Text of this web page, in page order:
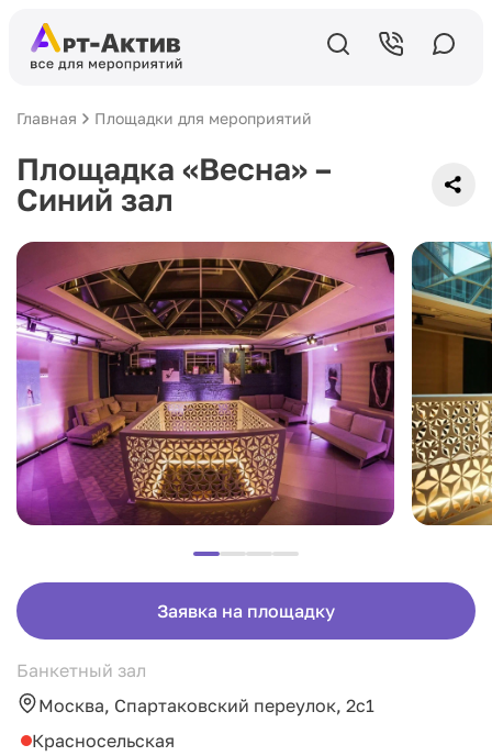
Главная Площадки для мероприятий
Площадка «Весна» –
Синий зал
Заявка на площадку
Банкетный зал
Москва, Спартаковский переулок, 2с1
Красносельская